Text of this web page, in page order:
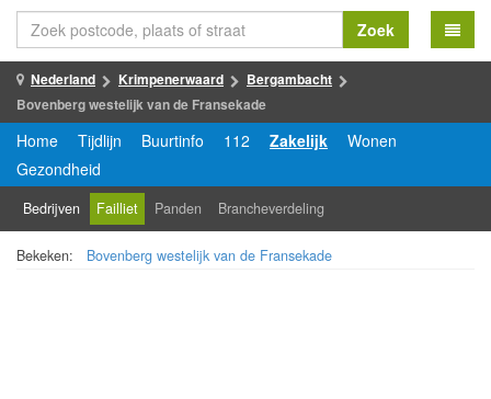
Zoek
Nederland Krimpenerwaard
Bergambacht
Bovenberg westelijk van de Fransekade
Home Tijdlijn Buurtinfo 112 Zakelijk
Wonen
Gezondheid
Bedrijven Failliet Panden Brancheverdeling
Bekeken: Bovenberg westelijk van de Fransekade